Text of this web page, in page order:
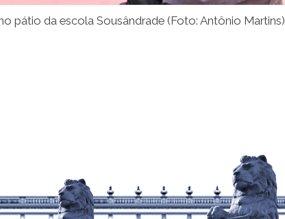
pátio da escola Sousândrade (Foto: Antônio Martins)